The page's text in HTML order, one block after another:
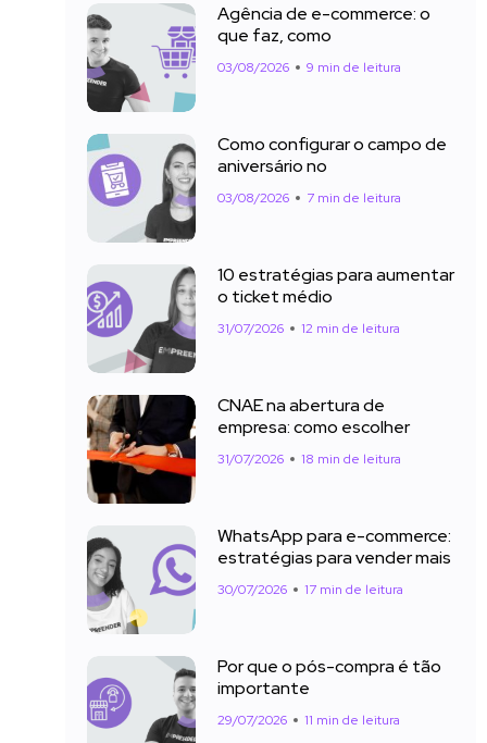
Agência de e-commerce: o
que faz, como
03/08/2026 9 min de leitura
Como configurar o campo de
aniversário no
03/08/2026 7 min de leitura
10 estratégias para aumentar
o ticket médio
31/07/2026 12 min de leitura
CNAE na abertura de
empresa: como escolher
31/07/2026 18 min de leitura
WhatsApp para e-commerce:
estratégias para vender mais
30/07/2026 17 min de leitura
Por que o pós-compra é tão
importante
29/07/2026 11 min de leitura